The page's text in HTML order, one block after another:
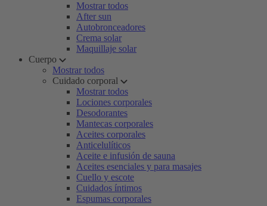
Mostrar todos
After sun
Autobronceadores
Crema solar
Maquillaje solar
Cuerpo
Mostrar todos
Cuidado corporal
Mostrar todos
Lociones corporales
Desodorantes
Mantecas corporales
Aceites corporales
Anticelulíticos
Aceite e infusión de sauna
Aceites esenciales y para masajes
Cuello y escote
Cuidados íntimos
Espumas corporales